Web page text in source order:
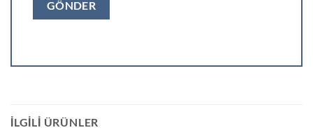
İLGILI ÜRÜNLER